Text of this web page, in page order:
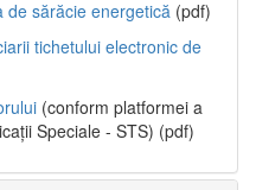
de sărăcie energetică (pdf)
tichetului electronic de
(conform platformei a
Speciale - STS) (pdf)